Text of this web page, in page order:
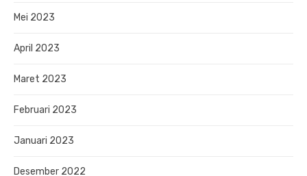
Mei 2023
April 2023
Maret 2023
Februari 2023
Januari 2023
Desember 2022